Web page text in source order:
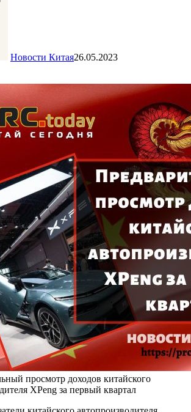
Новости Китая26.05.2023
просмотр доходов китайского
XPeng за первый квартал